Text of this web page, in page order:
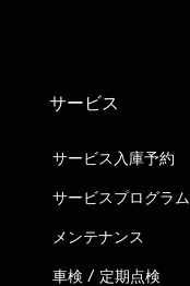
サービス
サービス入庫予約
サービスプログラム
メンテナンス
車検 / 定期点検